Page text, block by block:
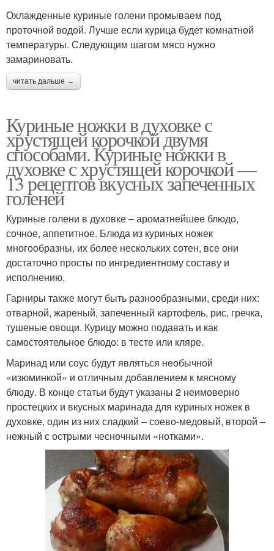
Охлажденные куриные голени промываем под
проточной водой. Лучше если курица будет комнатной
температуры. Следующим шагом мясо нужно
замариновать.
читать дальше →
Куриные ножки в духовке с
хрустящей корочкой двумя
способами. Куриные ножки в
духовке с хрустящей корочкой —
13 рецептов вкусных запеченных
голеней
Куриные голени в духовке – ароматнейшее блюдо,
сочное, аппетитное. Блюда из куриных ножек
многообразны, их более нескольких сотен, все они
достаточно просты по ингредиентному составу и
исполнению.
Гарниры также могут быть разнообразными, среди них:
отварной, жареный, запеченный картофель, рис, гречка,
тушеные овощи. Курицу можно подавать и как
самостоятельное блюдо: в тесте или кляре.
Маринад или соус будут являться необычной
«изюминкой» и отличным добавлением к мясному
блюду. В конце статьи будут указаны 2 неимоверно
простецких и вкусных маринада для куриных ножек в
духовке, один из них сладкий – соево-медовый, второй –
нежный с острыми чесночными «нотками».